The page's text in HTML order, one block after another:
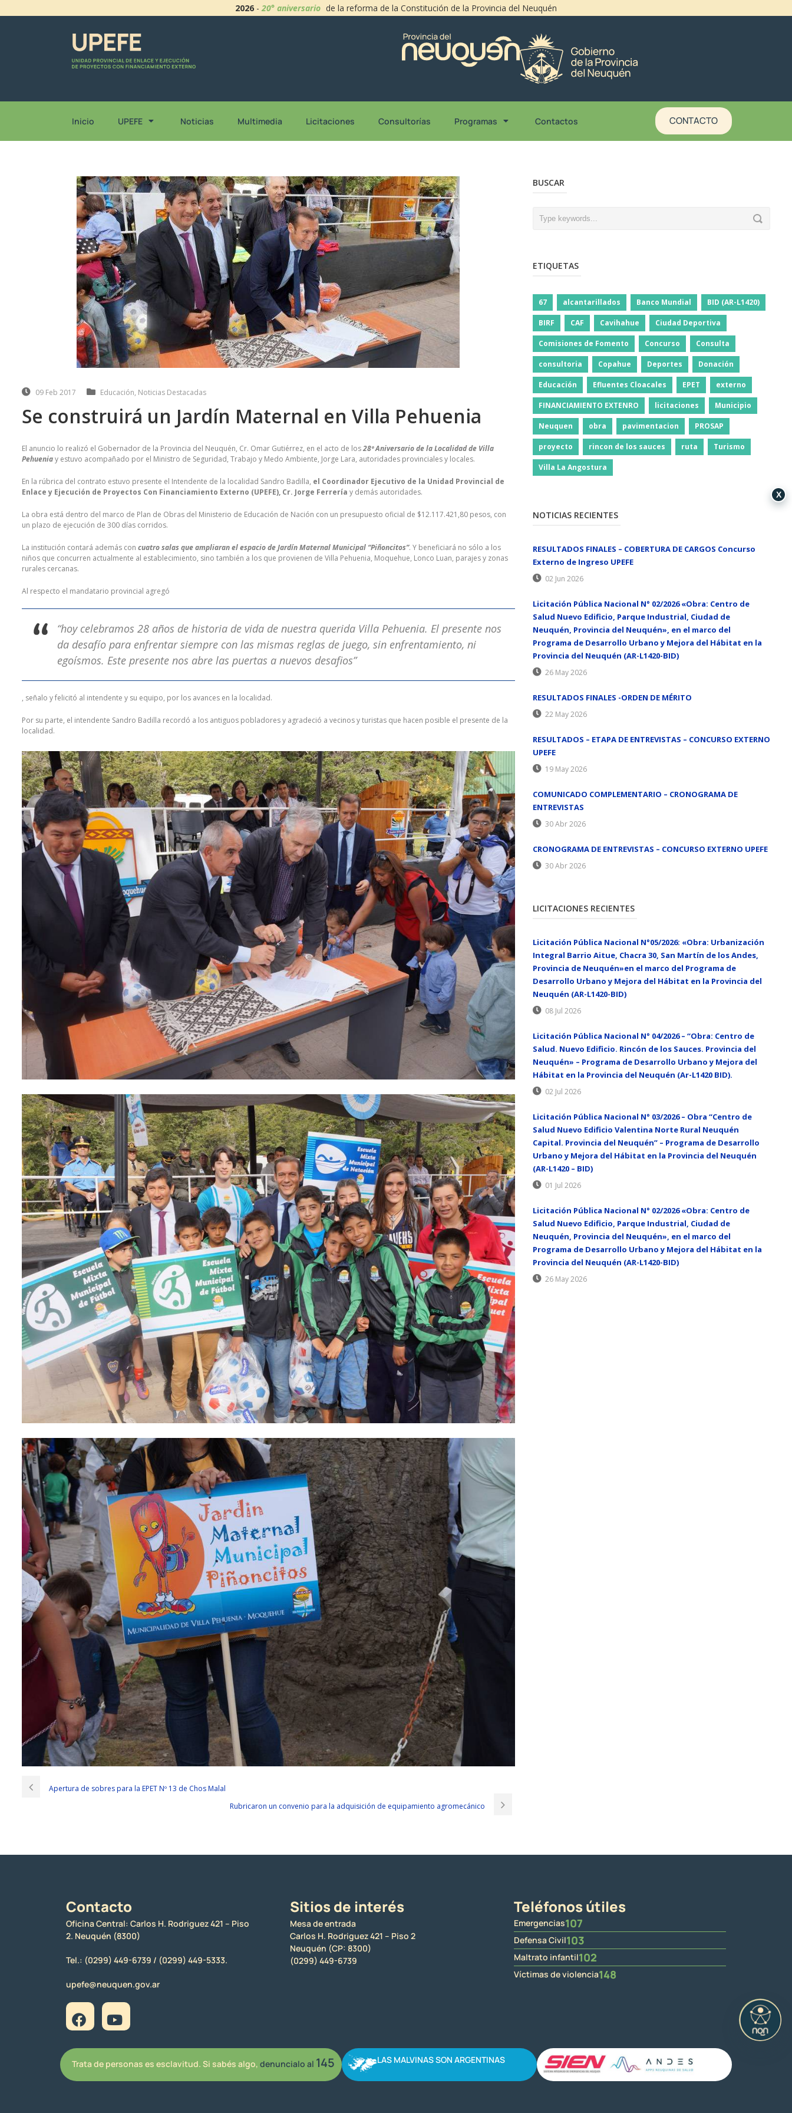
2026 -20° aniversario de la reforma de la Constitución de la Provincia del Neuquén
Inicio UPEFE Noticias Multimedia Licitaciones Consultorías Programas Contactos CONTACTO
09 Feb 2017 Educación, Noticias Destacadas
Se construirá un Jardín Maternal en Villa Pehuenia
El anuncio lo realizó el Gobernador de la Provincia del Neuquén, Cr. Omar Gutiérrez, en el acto de los28º Aniversario de la Localidad de Villa
Pehueniay estuvo acompañado por el Ministro de Seguridad, Trabajo y Medo Ambiente, Jorge Lara, autoridades provinciales y locales.
En la rúbrica del contrato estuvo presente el Intendente de la localidad Sandro Badilla, el Coordinador Ejecutivo de la Unidad Provincial de
Enlace y Ejecución de Proyectos Con Financiamiento Externo (UPEFE), Cr. Jorge Ferrería y demás autoridades.
La obra está dentro del marco de Plan de Obras del Ministerio de Educación de Nación con un presupuesto oficial de $12.117.421,80 pesos, con
un plazo de ejecución de 300 días corridos.
La institución contará además con cuatro salas que ampliaran el espacio de Jardín Maternal Municipal “Piñoncitos”. Y beneficiará no sólo a los
niños que concurren actualmente al establecimiento, sino también a los que provienen de Villa Pehuenia, Moquehue, Lonco Luan, parajes y zonas
rurales cercanas.
Al respecto el mandatario provincial agregó
“hoy celebramos 28 años de historia de vida de nuestra querida Villa Pehuenia. El presente nos
da desafío para enfrentar siempre con las mismas reglas de juego, sin enfrentamiento, ni
egoísmos. Este presente nos abre las puertas a nuevos desafios”
, señalo y felicitó al intendente y su equipo, por los avances en la localidad.
Por su parte, el intendente Sandro Badilla recordó a los antiguos pobladores y agradeció a vecinos y turistas que hacen posible el presente de la
localidad.
Apertura de sobres para la EPET Nº 13 de Chos Malal
Rubricaron un convenio para la adquisición de equipamiento agromecánico
BUSCAR
ETIQUETAS
67 alcantarillados Banco Mundial BID (AR-L1420)
BIRF CAF Cavihahue Ciudad Deportiva
Comisiones de Fomento Concurso Consulta
consultoria Copahue Deportes Donación
Educación Efluentes Cloacales EPET externo
FINANCIAMIENTO EXTENRO licitaciones Municipio
Neuquen obra pavimentacion PROSAP
proyecto rincon de los sauces ruta Turismo
Villa La Angostura
NOTICIAS RECIENTES
RESULTADOS FINALES – COBERTURA DE CARGOS Concurso
Externo de Ingreso UPEFE
02 Jun 2026
Licitación Pública Nacional N° 02/2026 «Obra: Centro de
Salud Nuevo Edificio, Parque Industrial, Ciudad de
Neuquén, Provincia del Neuquén», en el marco del
Programa de Desarrollo Urbano y Mejora del Hábitat en la
Provincia del Neuquén (AR-L1420-BID)
26 May 2026
RESULTADOS FINALES -ORDEN DE MÉRITO
22 May 2026
RESULTADOS – ETAPA DE ENTREVISTAS – CONCURSO EXTERNO
UPEFE
19 May 2026
COMUNICADO COMPLEMENTARIO – CRONOGRAMA DE
ENTREVISTAS
30 Abr 2026
CRONOGRAMA DE ENTREVISTAS – CONCURSO EXTERNO UPEFE
30 Abr 2026
LICITACIONES RECIENTES
Licitación Pública Nacional N°05/2026: «Obra: Urbanización
Integral Barrio Aitue, Chacra 30, San Martín de los Andes,
Provincia de Neuquén»en el marco del Programa de
Desarrollo Urbano y Mejora del Hábitat en la Provincia del
Neuquén (AR-L1420-BID)
08 Jul 2026
Licitación Pública Nacional N° 04/2026 – “Obra: Centro de
Salud. Nuevo Edificio. Rincón de los Sauces. Provincia del
Neuquén» – Programa de Desarrollo Urbano y Mejora del
Hábitat en la Provincia del Neuquén (Ar-L1420 BID).
02 Jul 2026
Licitación Pública Nacional N° 03/2026 – Obra “Centro de
Salud Nuevo Edificio Valentina Norte Rural Neuquén
Capital. Provincia del Neuquén” – Programa de Desarrollo
Urbano y Mejora del Hábitat en la Provincia del Neuquén
(AR-L1420 – BID)
01 Jul 2026
Licitación Pública Nacional N° 02/2026 «Obra: Centro de
Salud Nuevo Edificio, Parque Industrial, Ciudad de
Neuquén, Provincia del Neuquén», en el marco del
Programa de Desarrollo Urbano y Mejora del Hábitat en la
Provincia del Neuquén (AR-L1420-BID)
26 May 2026
Contacto
Oficina Central: Carlos H. Rodriguez 421 – Piso
2. Neuquén (8300)
Tel.: (0299) 449-6739 / (0299) 449-5333.
upefe@neuquen.gov.ar
Sitios de interés
Mesa de entrada
Carlos H. Rodriguez 421 – Piso 2
Neuquén (CP: 8300)
(0299) 449-6739
Teléfonos útiles
Emergencias107
Defensa Civil103
Maltrato infantil102
Víctimas de violencia148
Trata de personas es esclavitud. Si sabés algo, denuncialo al 145 LAS MALVINAS SON ARGENTINAS
X